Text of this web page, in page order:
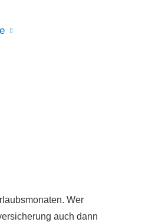
Wer
auch dann